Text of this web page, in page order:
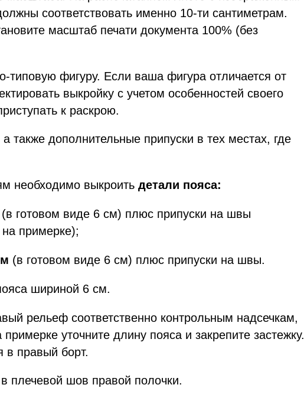
соответствовать именно 10-ти сантиметрам.
масштаб печати документа 100% (без
типовую фигуру. Если ваша фигура отличается от
выкройку с учетом особенностей своего
к раскрою.
а также дополнительные припуски в тех местах, где
необходимо выкроитьдетали пояса:
(в готовом виде 6 см) плюс припуски на швы
на примерке);
(в готовом виде 6 см) плюс припуски на швы.
шириной 6 см.
рельеф соответственно контрольным надсечкам,
уточните длину пояса и закрепите застежку.
в правый борт.
плечевой шов правой полочки.